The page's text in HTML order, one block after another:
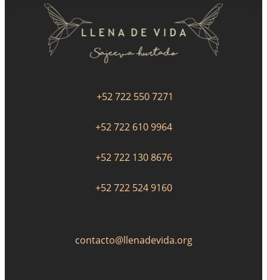
+52 722 550 7271
+52 722 610 9964
+52 722 130 8676
+52 722 524 9160
contacto@llenadevida.org